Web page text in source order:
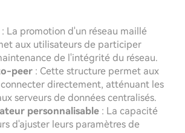
: La promotion d'un réseau maillé
aux utilisateurs de participer
de l'intégrité du réseau.
peer : Cette structure permet aux
directement, atténuant les
serveurs de données centralisés.
personnalisable : La capacité
d'ajuster leurs paramètres de